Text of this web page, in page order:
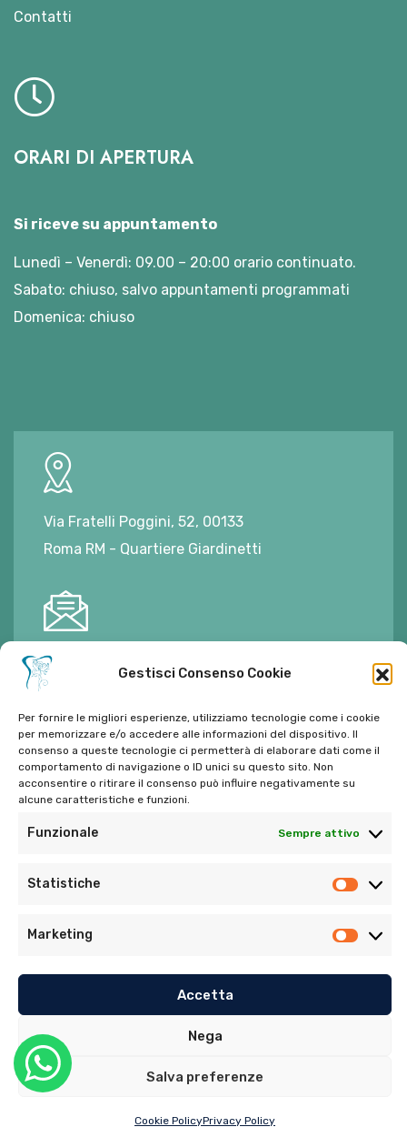
Gestisci Consenso Cookie
Per fornire le migliori esperienze, utilizziamo tecnologie come i cookie
per memorizzare e/o accedere alle informazioni del dispositivo. Il
consenso a queste tecnologie ci permetterà di elaborare dati come il
comportamento di navigazione o ID unici su questo sito. Non
acconsentire o ritirare il consenso può influire negativamente su
alcune caratteristiche e funzioni.
Funzionale Sempre attivo
Statistiche
Marketing
Accetta
Nega
Salva preferenze
Cookie PolicyPrivacy Policy
Contatti
ORARI DI APERTURA
Si riceve su appuntamento
Lunedì – Venerdì: 09.00 – 20:00 orario continuato.
Sabato: chiuso, salvo appuntamenti programmati
Domenica: chiuso
Via Fratelli Poggini, 52, 00133
Roma RM - Quartiere Giardinetti
E-mail:
Tel:06 272342
Tel:393 9810086
Dentistico Santaniello Alimonti
Privacy Policy
Cookie Policy (UE)
Sito realizzato da